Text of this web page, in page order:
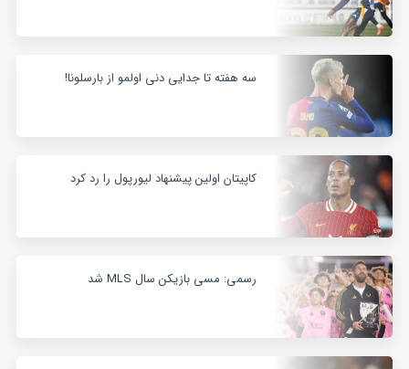
سه هفته تا جدایی دنی اولمو از بارسلونا!
کاپیتان اولین پیشنهاد لیورپول را رد کرد
رسمی: مسی بازیکن سال MLS شد